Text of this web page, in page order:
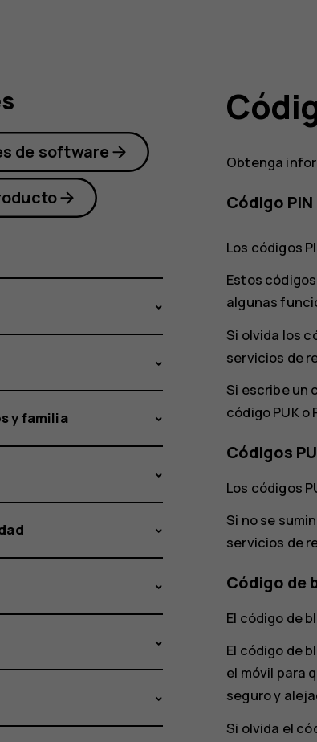
Obtenga
Código PIN
Los códigos
Estos
algunas
Si olvida los
servicios de
Si escribe un
código PUK o
Códigos
Los códigos
Si no se
servicios de
Código de
El código de
El código de
el móvil para
seguro y
Si olvida el
de software
y familia